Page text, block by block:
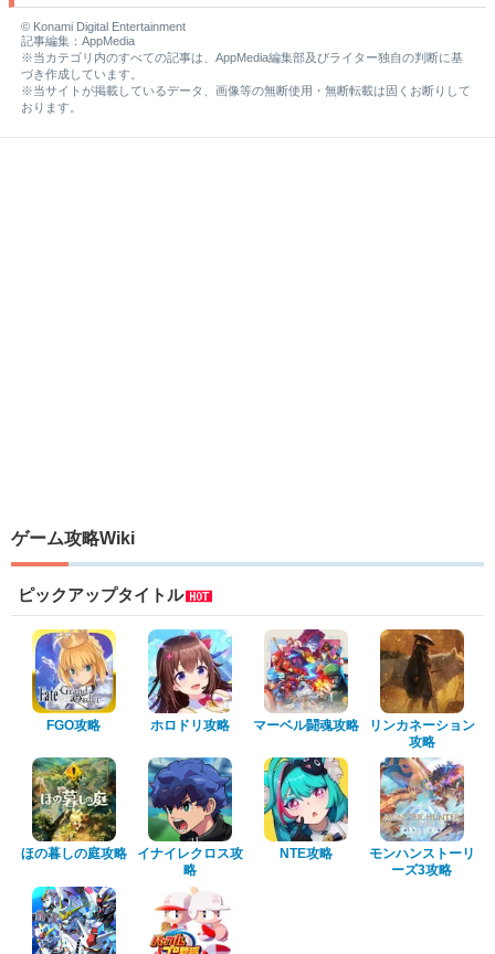
© Konami Digital Entertainment
記事編集：AppMedia
※当カテゴリ内のすべての記事は、AppMedia編集部及びライター独自の判断に基
づき作成しています。
※当サイトが掲載しているデータ、画像等の無断使用・無断転載は固くお断りして
おります。
ゲーム攻略Wiki
ピックアップタイトル
FGO攻略 ホロドリ攻略 マーベル闘魂攻略
リンカネーション
攻略
ほの暮しの庭攻略
イナイレクロス攻
略
NTE攻略
モンハンストーリ
ーズ3攻略